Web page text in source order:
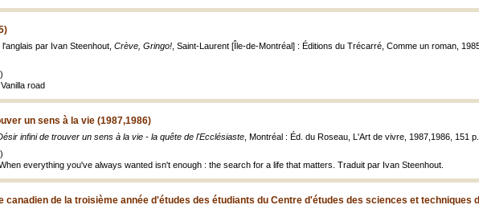
par Ivan Steenhout, Crève, Gringo! , Saint-Laurent [Île-de-Montréal] : Éditions du Trécarré, Comme un roman,
road
un sens à la vie (1987,1986)
infini de trouver un sens à la vie - la quête de l'Ecclésiaste , Montréal : Éd. du Roseau, L'Art de vivre, 1987,1986, 151
everything you've always wanted isn't enough : the search for a life that matters. Traduit par Ivan Steenhout.
canadien de la troisième année d'études des étudiants du Centre d'études des sciences et techniques